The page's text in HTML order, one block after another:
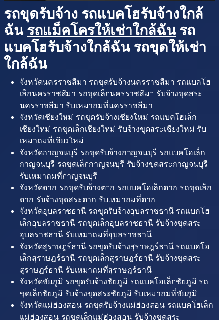
รถขุดรับจ้าง รถแบคโฮรับจ้างใกล้
ฉัน รถแม็คโครให้เช่าใกล้ฉัน รถ
แบคโฮรับจ้างใกล้ฉัน รถขุดให้เช่า
ใกล้ฉัน
จังหวัดนครราชสีมา รถขุดรับจ้างนครราชสีมา รถแบคโฮ
เล็กนครราชสีมา รถขุดเล็กนครราชสีมา รับจ้างขุดสระ
นครราชสีมา รับเหมาถมที่นครราชสีมา
จังหวัดเชียงใหม่ รถขุดรับจ้างเชียงใหม่ รถแบคโฮเล็ก
เชียงใหม่ รถขุดเล็กเชียงใหม่ รับจ้างขุดสระเชียงใหม่ รับ
เหมาถมที่เชียงใหม่
จังหวัดกาญจนบุรี รถขุดรับจ้างกาญจนบุรี รถแบคโฮเล็ก
กาญจนบุรี รถขุดเล็กกาญจนบุรี รับจ้างขุดสระกาญจนบุรี
รับเหมาถมที่กาญจนบุรี
จังหวัดตาก รถขุดรับจ้างตาก รถแบคโฮเล็กตาก รถขุดเล็ก
ตาก รับจ้างขุดสระตาก รับเหมาถมที่ตาก
จังหวัดอุบลราชธานี รถขุดรับจ้างอุบลราชธานี รถแบคโฮ
เล็กอุบลราชธานี รถขุดเล็กอุบลราชธานี รับจ้างขุดสระ
อุบลราชธานี รับเหมาถมที่อุบลราชธานี
จังหวัดสุราษฎร์ธานี รถขุดรับจ้างสุราษฎร์ธานี รถแบคโฮ
เล็กสุราษฎร์ธานี รถขุดเล็กสุราษฎร์ธานี รับจ้างขุดสระ
สุราษฎร์ธานี รับเหมาถมที่สุราษฎร์ธานี
จังหวัดชัยภูมิ รถขุดรับจ้างชัยภูมิ รถแบคโฮเล็กชัยภูมิ รถ
ขุดเล็กชัยภูมิ รับจ้างขุดสระชัยภูมิ รับเหมาถมที่ชัยภูมิ
จังหวัดแม่ฮ่องสอน รถขุดรับจ้างแม่ฮ่องสอน รถแบคโฮเล็ก
แม่ฮ่องสอน รถขุดเล็กแม่ฮ่องสอน รับจ้างขุดสระ